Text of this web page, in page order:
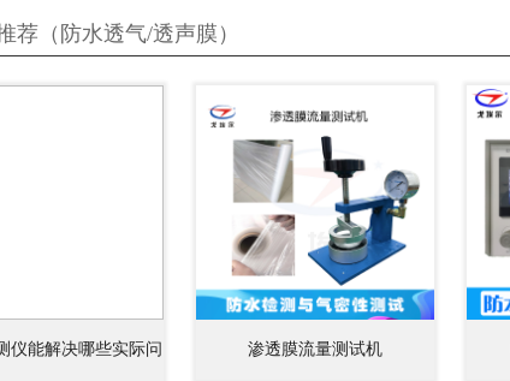
荐（防水透气/透声膜）
仪能解决哪些实际问 渗透膜流量测试机